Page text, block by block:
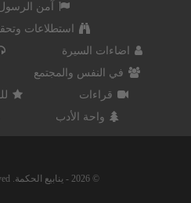
آمن
استطلاعات
اضاءات السيرة
في النفس والمجتمع
قراءات
واحة الأدب
© 2026 - ينابيع الحكمة. All Rights Reserved.